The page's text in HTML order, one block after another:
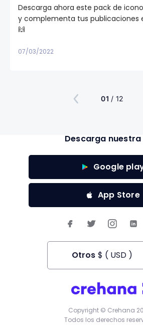
Descarga ahora este pack de
y complementa tus publicaciones
🙌
07/03/2022
01 / 12
Descarga
Google
App Store
Otros $ ( USD )
Todos los derechos